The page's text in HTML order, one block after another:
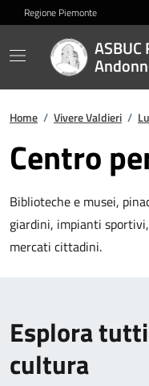
Regione Piemonte
Home / Vivere Valdieri /
Centro
Biblioteche e musei,
giardini, impianti
mercati cittadini.
Esplora
cultura